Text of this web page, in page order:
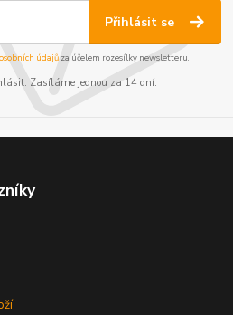
Přihlásit se
údajůza účelem rozesílky newsletteru.
Zasíláme jednou za 14 dní.